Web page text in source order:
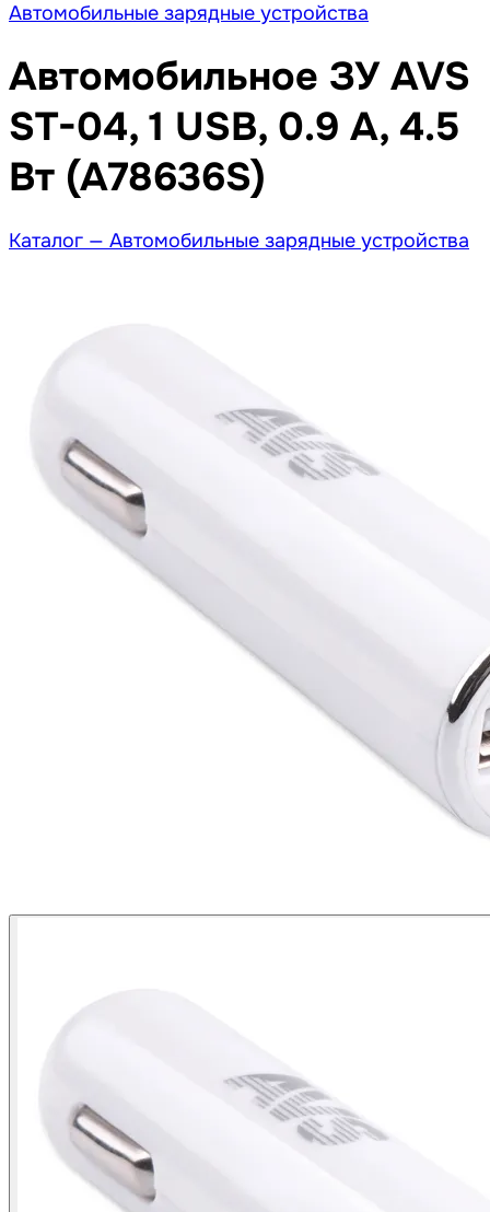
Автомобильные зарядные устройства
Автомобильное ЗУ AVS
ST-04, 1 USB, 0.9 А, 4.5
Вт (A78636S)
Каталог — Автомобильные зарядные устройства